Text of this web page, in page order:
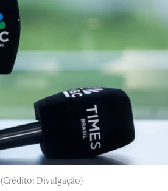
(Crédito: Divulgação)